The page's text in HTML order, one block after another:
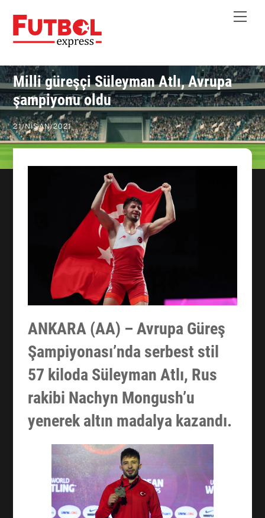
content
Milli güreşçi Süleyman Atlı, Avrupa
şampiyonu oldu
21/NISAN/2021
ANKARA (AA) – Avrupa Güreş
Şampiyonası’nda serbest stil
57 kiloda Süleyman Atlı, Rus
rakibi Nachyn Mongush’u
yenerek altın madalya kazandı.